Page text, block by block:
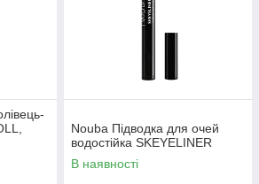
Nouba Пiдводка для очей
водостiйка SKEYELINER
В наявності